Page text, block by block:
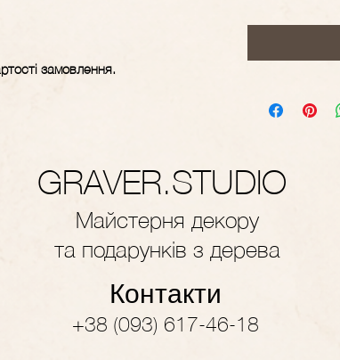
замовлення.
GRAVER.STUDIO
Майстерня декору
та подарунків з дерева
Контакти
+38 (093) 617-46-18